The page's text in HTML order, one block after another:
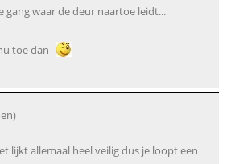
gang waar de deur naartoe leidt...
toe dan
lijkt allemaal heel veilig dus je loopt een